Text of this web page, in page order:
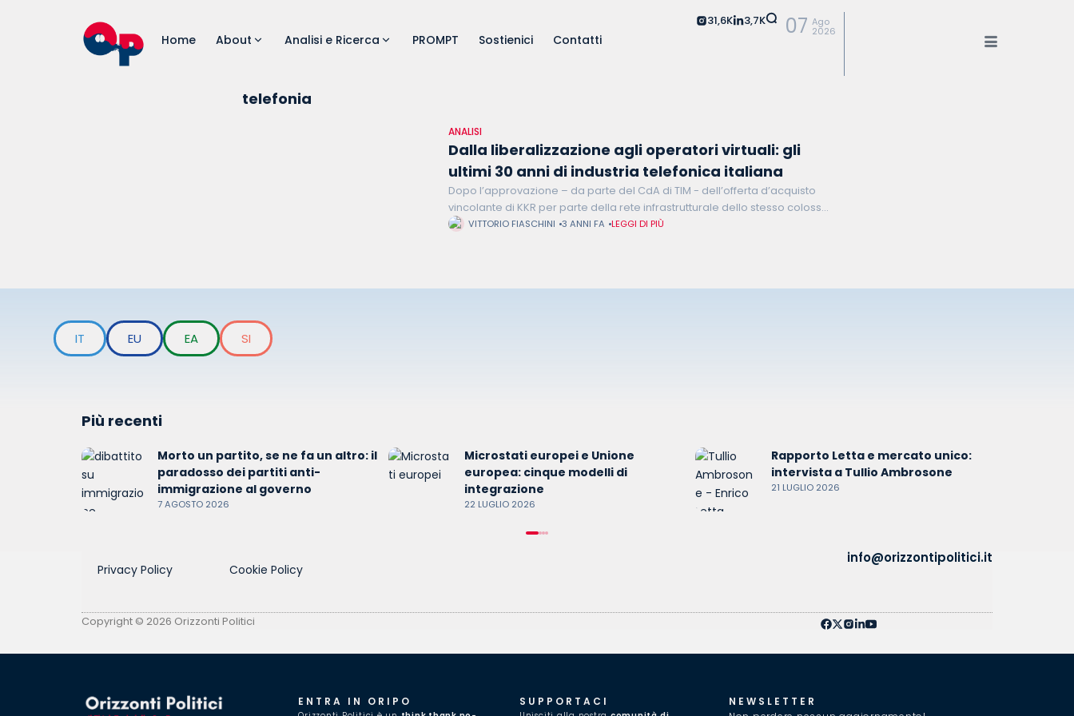
Home About Analisi e Ricerca PROMPT Sostienici Contatti
31,6K 3,7K 07 Ago
2026
telefonia
ANALISI
Dalla liberalizzazione agli operatori virtuali: gli
ultimi 30 anni di industria telefonica italiana
Dopo l’approvazione – da parte del CdA di TIM - dell’offerta d’acquisto
vincolante di KKR per parte della rete infrastrutturale dello stesso colosso
italiano, i dubbi che aleggiano che sull’intera
VITTORIO FIASCHINI 3 ANNI FA LEGGI DI PIÙ
IT EU EA SI
Più recenti
Morto un partito, se ne fa un altro: il
paradosso dei partiti anti-
immigrazione al governo
7 AGOSTO 2026
Microstati europei e Unione
europea: cinque modelli di
integrazione
22 LUGLIO 2026
Rapporto Letta e mercato unico:
intervista a Tullio Ambrosone
21 LUGLIO 2026
Privacy Policy Cookie Policy
info@orizzontipolitici.it
Copyright © 2026 Orizzonti Politici
ENTRA IN ORIPO SUPPORTACI
NEWSLETTER